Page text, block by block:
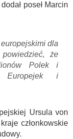
poseł Marcin
dla
że
Polek i
i
Ursula von
członkowskie